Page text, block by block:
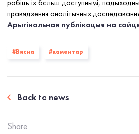
рабіць іх больш даступнымі,
правядзення аналітычных
Арыгінальная публікацыя на
#Вясна #каментар
Back to news
Share